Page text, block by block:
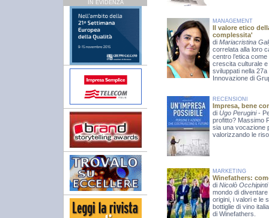
IN EVIDENZA
MANAGEMENT
Il valore etico
complessita'
di Mariacristina
correlata alla loro
centro l’etica
crescita culturale
sviluppati nella
Innovazione di
RECENSIONI
Impresa, bene
di Ugo Perugini-
profitto? Massimo
sia una vocazione
valorizzando le
MARKETING
Winefathers:
di Nicolò Occhipinti
mondo di
origini, i valori e le
bottiglie di vino
di Winefathers.